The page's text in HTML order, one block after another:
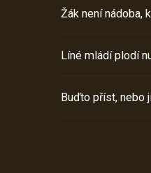
Žák není nádoba,
Líné mládí plodí
Buďto příst, nebo